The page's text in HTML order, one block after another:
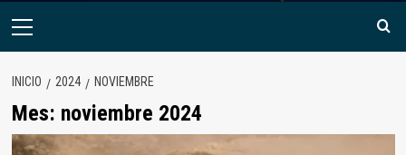
Menú
INICIO 2024 NOVIEMBRE
Mes: noviembre 2024